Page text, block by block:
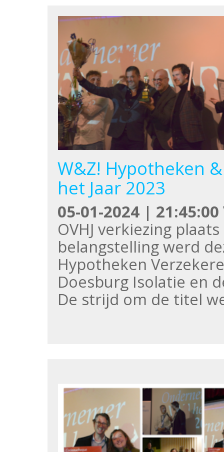
W&Z! Hypotheken
het Jaar 2023
05-01-2024 | 21:45:00
OVHJ verkiezing
belangstelling werd
Hypotheken
Doesburg Isolatie en
De strijd om de titel